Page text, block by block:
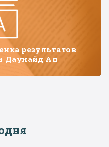
результатов
Даунайд Ап